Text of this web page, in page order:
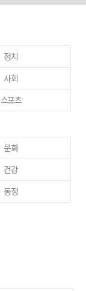
정치
사회
스포츠
문화
건강
동정